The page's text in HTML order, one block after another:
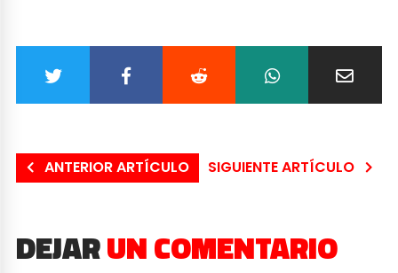
ANTERIOR ARTÍCULO SIGUIENTE ARTÍCULO
DEJARUN COMENTARIO